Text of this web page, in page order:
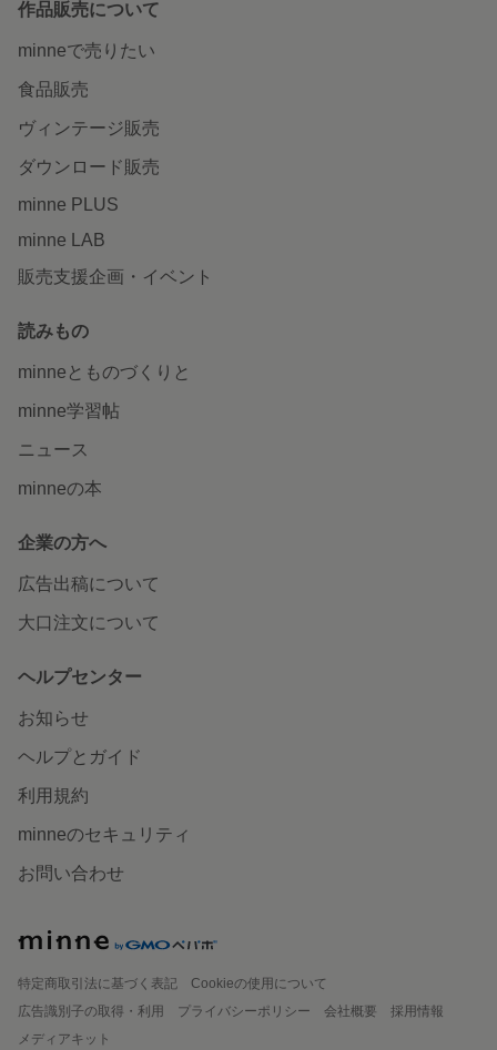
作品販売について
minneで売りたい
食品販売
ヴィンテージ販売
ダウンロード販売
minne PLUS
minne LAB
販売支援企画・イベント
読みもの
minneとものづくりと
minne学習帖
ニュース
minneの本
企業の方へ
広告出稿について
大口注文について
ヘルプセンター
お知らせ
ヘルプとガイド
利用規約
minneのセキュリティ
お問い合わせ
特定商取引法に基づく表記
Cookieの使用について
広告識別子の取得・利用
プライバシーポリシー 会社概要
採用情報
メディアキット